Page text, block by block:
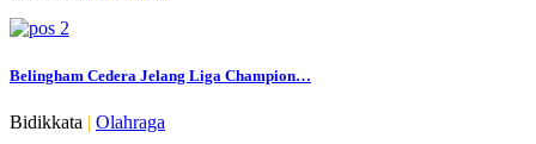
Belingham Cedera Jelang Liga Champion…
Bidikkata | Olahraga